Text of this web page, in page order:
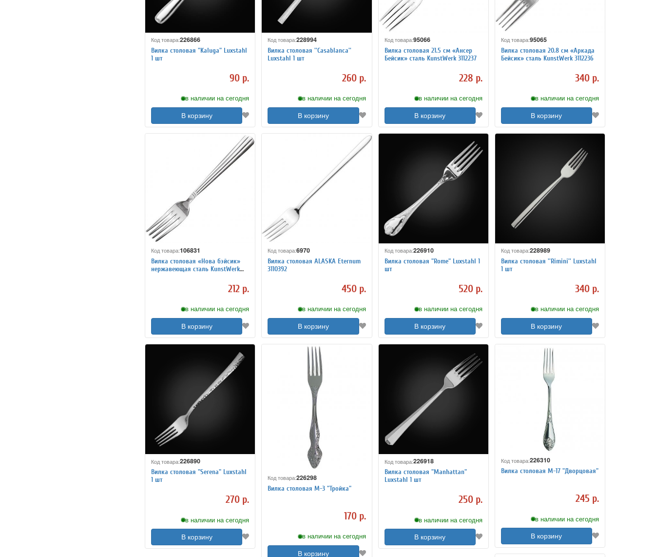
Код товара:226866
Вилка столовая "Kaluga" Luxstahl
1 шт
90 р.
в наличии на сегодня
В корзину
Код товара:228994
Вилка столовая ''Casablanca''
Luxstahl 1 шт
260 р.
в наличии на сегодня
В корзину
Код товара:95066
Вилка столовая 21.5 см «Ансер
Бейсик» сталь KunstWerk 3112237
228 р.
в наличии на сегодня
В корзину
Код товара:95065
Вилка столовая 20.8 см «Аркада
Бейсик» сталь KunstWerk 3112236
340 р.
в наличии на сегодня
В корзину
Код товара:106831
Вилка столовая «Нова бэйсик»
нержавеющая сталь KunstWerk
212 р.
в наличии на сегодня
В корзину
Код товара:6970
Вилка столовая ALASKA Eternum
3110392
450 р.
в наличии на сегодня
В корзину
Код товара:226910
Вилка столовая "Rome" Luxstahl 1
шт
520 р.
в наличии на сегодня
В корзину
Код товара:228989
Вилка столовая ''Rimini'' Luxstahl
1 шт
340 р.
в наличии на сегодня
В корзину
Код товара:226890
Вилка столовая "Serena" Luxstahl
1 шт
270 р.
в наличии на сегодня
В корзину
Код товара:226298
Вилка столовая М-3 "Тройка"
170 р.
в наличии на сегодня
В корзину
Код товара:226918
Вилка столовая "Manhattan"
Luxstahl 1 шт
250 р.
в наличии на сегодня
В корзину
Код товара:226310
Вилка столовая М-17 "Дворцовая"
245 р.
в наличии на сегодня
В корзину